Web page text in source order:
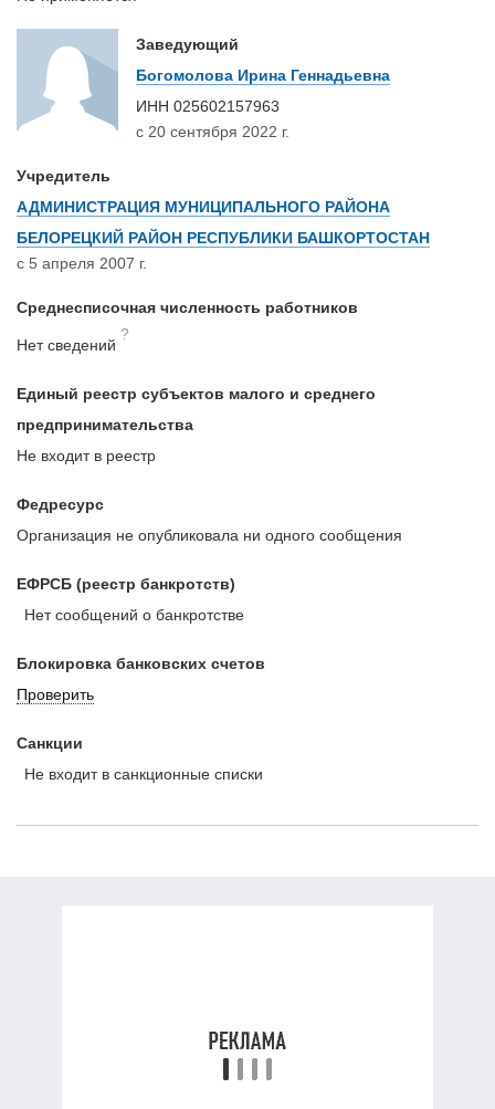
Заведующий
Богомолова Ирина Геннадьевна
ИНН 025602157963
с 20 сентября 2022 г.
Учредитель
АДМИНИСТРАЦИЯ МУНИЦИПАЛЬНОГО РАЙОНА
БЕЛОРЕЦКИЙ РАЙОН РЕСПУБЛИКИ БАШКОРТОСТАН
с 5 апреля 2007 г.
Среднесписочная численность работников
Нет сведений
?
Единый реестр субъектов малого и среднего
предпринимательства
Не входит в реестр
Федресурс
Организация не опубликовала ни одного сообщения
ЕФРСБ (реестр банкротств)
Нет сообщений о банкротстве
Блокировка банковских счетов
Проверить
Санкции
Не входит в санкционные списки